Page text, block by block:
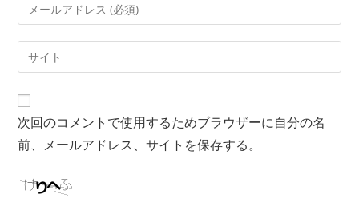
次回のコメントで使用するためブラウザーに自分の名
前、メールアドレス、サイトを保存する。